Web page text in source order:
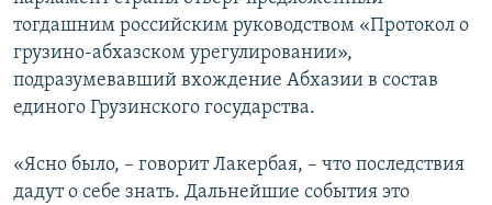
тогдашним российским руководством «Протокол о
грузино-абхазском урегулировании»,
подразумевавший вхождение Абхазии в состав
единого Грузинского государства.
«Ясно было, – говорит Лакербая, – что последствия
дадут о себе знать. Дальнейшие события это